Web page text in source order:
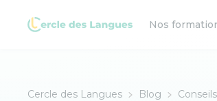
Nos
Cercle des Langues Blog